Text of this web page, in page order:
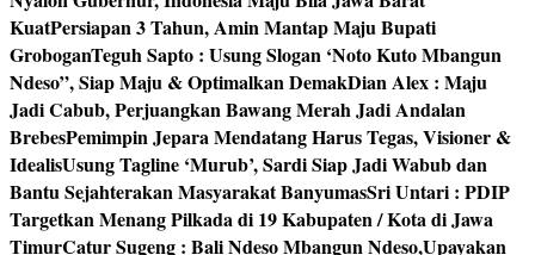
KuatPersiapan 3 Tahun, Amin Mantap Maju Bupati
GroboganTeguh Sapto : Usung Slogan ‘Noto Kuto Mbangun
Ndeso”, Siap Maju & Optimalkan DemakDian Alex : Maju
Jadi Cabub, Perjuangkan Bawang Merah Jadi Andalan
BrebesPemimpin Jepara Mendatang Harus Tegas, Visioner &
IdealisUsung Tagline ‘Murub’, Sardi Siap Jadi Wabub dan
Bantu Sejahterakan Masyarakat BanyumasSri Untari : PDIP
Targetkan Menang Pilkada di 19 Kabupaten / Kota di Jawa
TimurCatur Sugeng : Bali Ndeso Mbangun Ndeso,Upayakan